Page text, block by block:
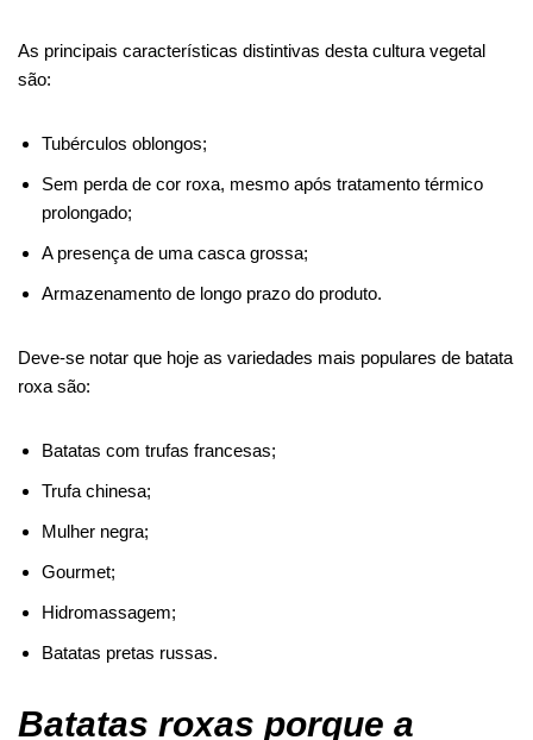
As principais características distintivas desta cultura vegetal
são:
Tubérculos oblongos;
Sem perda de cor roxa, mesmo após tratamento térmico
prolongado;
A presença de uma casca grossa;
Armazenamento de longo prazo do produto.
Deve-se notar que hoje as variedades mais populares de batata
roxa são:
Batatas com trufas francesas;
Trufa chinesa;
Mulher negra;
Gourmet;
Hidromassagem;
Batatas pretas russas.
Batatas roxas porque a